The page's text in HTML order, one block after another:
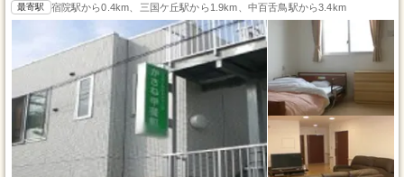
最寄駅 宿院駅から0.4km、三国ケ丘駅から1.9km、中百舌鳥駅から3.4km